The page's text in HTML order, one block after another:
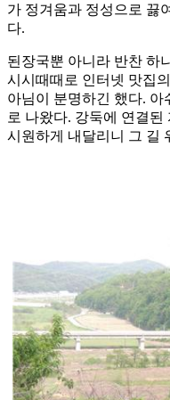
가 정겨움과 정성으로 끓
다.
된장국뿐 아니라 반찬 하
시시때때로 인터넷 맛집
아님이 분명하긴 했다. 아
로 나왔다. 강둑에 연결된
시원하게 내달리니 그 길